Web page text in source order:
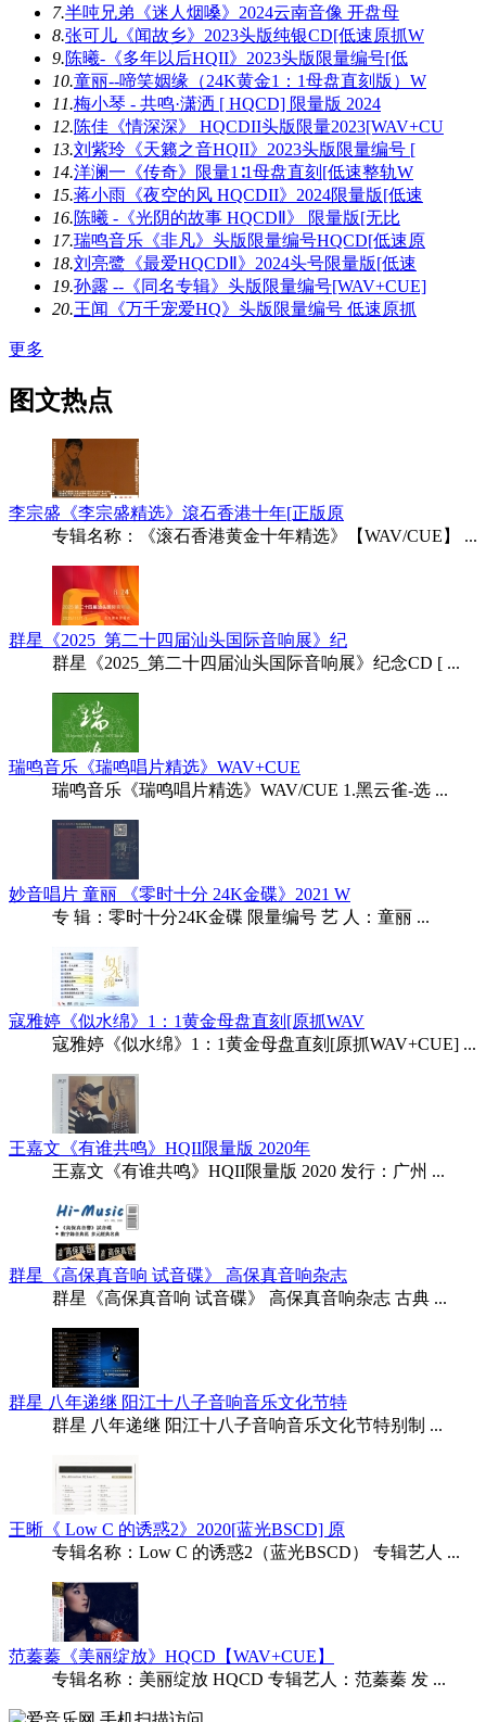
7.半吨兄弟《迷人烟嗓》2024云南音像 开盘母
8.张可儿《闻故乡》2023头版纯银CD[低速原抓W
9.陈曦-《多年以后HQII》2023头版限量编号[低
10.童丽--啼笑姻缘（24K黄金1：1母盘直刻版）W
11.梅小琴 - 共鸣·潇洒 [ HQCD] 限量版 2024
12.陈佳《情深深》 HQCDII头版限量2023[WAV+CU
13.刘紫玲《天籁之音HQII》2023头版限量编号 [
14.洋澜一《传奇》限量1∶1母盘直刻[低速整轨W
15.蒋小雨《夜空的风 HQCDII》2024限量版[低速
16.陈曦 -《光阴的故事 HQCDⅡ》 限量版[无比
17.瑞鸣音乐《非凡》头版限量编号HQCD[低速原
18.刘亮鹭《最爱HQCDⅡ》2024头号限量版[低速
19.孙露 --《同名专辑》头版限量编号[WAV+CUE]
20.王闻《万千宠爱HQ》头版限量编号 低速原抓
更多
图文热点
李宗盛《李宗盛精选》滾石香港十年[正版原
专辑名称：《滚石香港黄金十年精选》【WAV/CUE】 ...
群星《2025_第二十四届汕头国际音响展》纪
群星《2025_第二十四届汕头国际音响展》纪念CD [ ...
瑞鸣音乐《瑞鸣唱片精选》WAV+CUE
瑞鸣音乐《瑞鸣唱片精选》WAV/CUE 1.黑云雀-选 ...
妙音唱片 童丽 《零时十分 24K金碟》2021 W
专 辑：零时十分24K金碟 限量编号 艺 人：童丽 ...
寇雅婷《似水绵》1：1黄金母盘直刻[原抓WAV
寇雅婷《似水绵》1：1黄金母盘直刻[原抓WAV+CUE] ...
王嘉文《有谁共鸣》HQII限量版 2020年
王嘉文《有谁共鸣》HQII限量版 2020 发行：广州 ...
群星《高保真音响 试音碟》 高保真音响杂志
群星《高保真音响 试音碟》 高保真音响杂志 古典 ...
群星 八年递继 阳江十八子音响音乐文化节特
群星 八年递继 阳江十八子音响音乐文化节特别制 ...
王晰《 Low C 的诱惑2》2020[蓝光BSCD] 原
专辑名称：Low C 的诱惑2（蓝光BSCD） 专辑艺人 ...
范蓁蓁《美丽绽放》HQCD【WAV+CUE】
专辑名称：美丽绽放 HQCD 专辑艺人：范蓁蓁 发 ...